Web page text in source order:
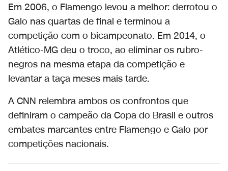
Em 2006, o Flamengo levou a melhor: derrotou o
Galo nas quartas de final e terminou a
competição com o bicampeonato. Em 2014, o
Atlético-MG deu o troco, ao eliminar os rubro-
negros na mesma etapa da competição e
levantar a taça meses mais tarde.
ACNN relembra ambos os confrontos que
definiram o campeão da Copa do Brasil e outros
embates marcantes entre Flamengo e Galo por
competições nacionais.